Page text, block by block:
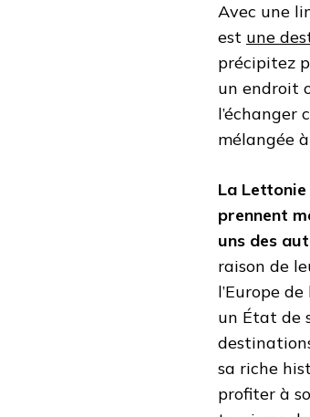
Avec une
est une
précipitez
un endroit
l’échanger
mélangée
La
prennent
uns des
raison de
l’Europe
un État de
sa riche
profiter à